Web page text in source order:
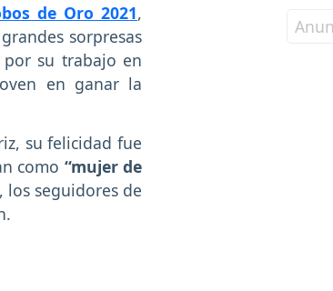
de Oro 2021,
sorpresas
su trabajo en
en ganar la
su felicidad fue
como “mujer de
seguidores de